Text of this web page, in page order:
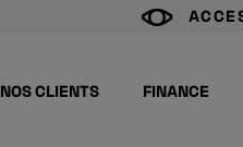
NOS CLIENTS FINANCE